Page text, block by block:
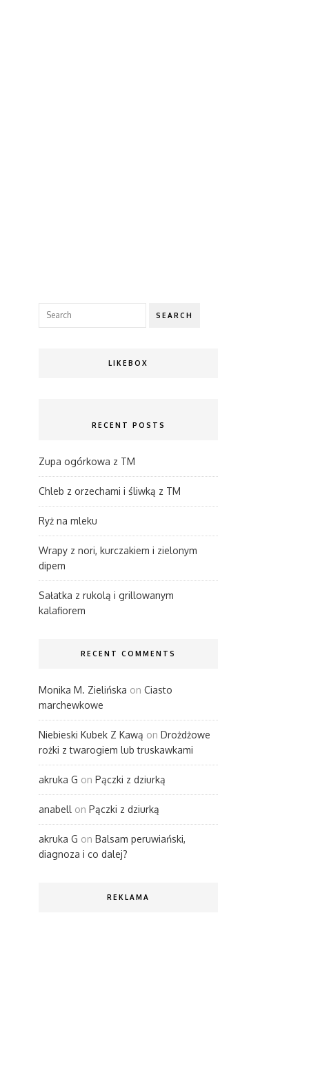
SEARCH
LIKEBOX
RECENT POSTS
Zupa ogórkowa z TM
Chleb z orzechami i śliwką z TM
Ryż na mleku
Wrapy z nori, kurczakiem i zielonym
dipem
Sałatka z rukolą i grillowanym
kalafiorem
RECENT COMMENTS
Monika M. Zielińska on Ciasto
marchewkowe
Niebieski Kubek Z Kawą on Drożdżowe
rożki z twarogiem lub truskawkami
akruka G on Pączki z dziurką
anabell on Pączki z dziurką
akruka G on Balsam peruwiański,
diagnoza i co dalej?
REKLAMA